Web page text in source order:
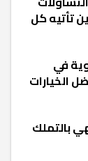
تأتيه كل
في
الخيارات
بالتملك